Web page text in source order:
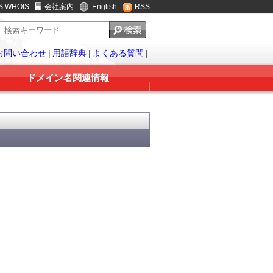
WHOIS 会社案内 English RSS
問い合わせ | 用語辞典 | よくある質問 |
ドメイン名関連情報